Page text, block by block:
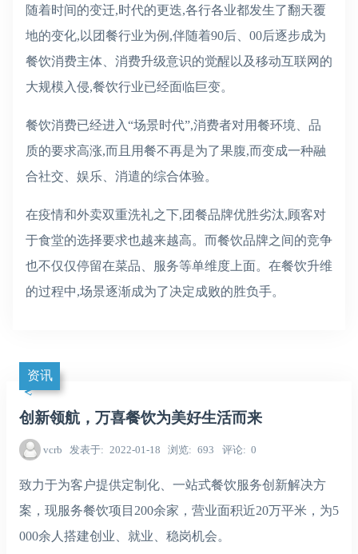
随着时间的变迁,时代的更迭,各行各业都发生了翻天覆
地的变化,以团餐行业为例,伴随着90后、00后逐步成为
餐饮消费主体、消费升级意识的觉醒以及移动互联网的
大规模入侵,餐饮行业已经面临巨变。
餐饮消费已经进入“场景时代”,消费者对用餐环境、品
质的要求高涨,而且用餐不再是为了果腹,而变成一种融
合社交、娱乐、消遣的综合体验。
在疫情和外卖双重洗礼之下,团餐品牌优胜劣汰,顾客对
于食堂的选择要求也越来越高。而餐饮品牌之间的竞争
也不仅仅停留在菜品、服务等单维度上面。在餐饮升维
的过程中,场景逐渐成为了决定成败的胜负手。
资讯
创新领航，万喜餐饮为美好生活而来
vcrb 发表于 2022-01-18 浏览 693 评论 0
致力于为客户提供定制化、一站式餐饮服务创新解决方
案，现服务餐饮项目200余家，营业面积近20万平米，为5
000余人搭建创业、就业、稳岗机会。